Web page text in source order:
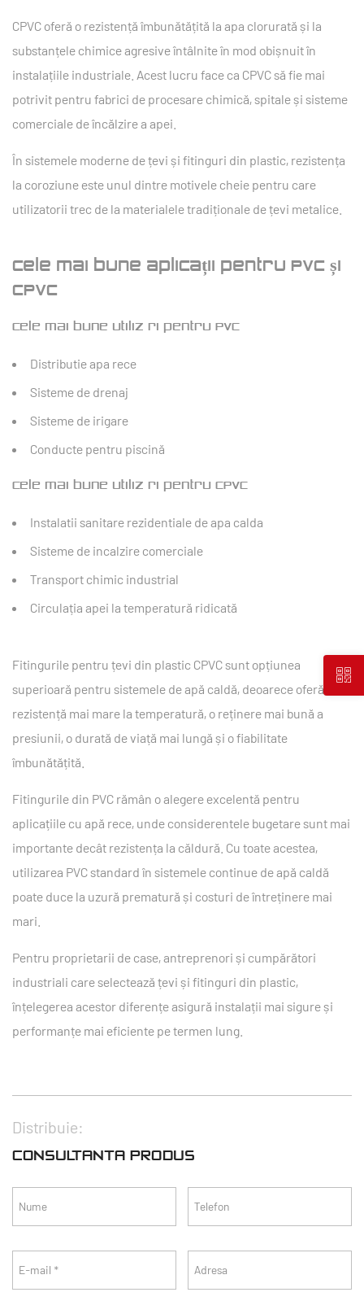
CPVC oferă o rezistență îmbunătățită la apa clorurată și la
substanțele chimice agresive întâlnite în mod obișnuit în
instalațiile industriale. Acest lucru face ca CPVC să fie mai
potrivit pentru fabrici de procesare chimică, spitale și sisteme
comerciale de încălzire a apei.
În sistemele moderne de țevi și fitinguri din plastic, rezistența
la coroziune este unul dintre motivele cheie pentru care
utilizatorii trec de la materialele tradiționale de țevi metalice.
Cele mai bune aplicații pentru PVC și
CPVC
Cele mai bune utilizări pentru PVC
Distributie apa rece
Sisteme de drenaj
Sisteme de irigare
Conducte pentru piscină
Cele mai bune utilizări pentru CPVC
Instalatii sanitare rezidentiale de apa calda
Sisteme de incalzire comerciale
Transport chimic industrial
Circulația apei la temperatură ridicată
Fitingurile pentru țevi din plastic CPVC sunt opțiunea
superioară pentru sistemele de apă caldă, deoarece oferă o
rezistență mai mare la temperatură, o reținere mai bună a
presiunii, o durată de viață mai lungă și o fiabilitate
îmbunătățită.
Fitingurile din PVC rămân o alegere excelentă pentru
aplicațiile cu apă rece, unde considerentele bugetare sunt mai
importante decât rezistența la căldură. Cu toate acestea,
utilizarea PVC standard în sistemele continue de apă caldă
poate duce la uzură prematură și costuri de întreținere mai
mari.
Pentru proprietarii de case, antreprenori și cumpărători
industriali care selectează țevi și fitinguri din plastic,
înțelegerea acestor diferențe asigură instalații mai sigure și
performanțe mai eficiente pe termen lung.
Distribuie:
CONSULTANTA PRODUS